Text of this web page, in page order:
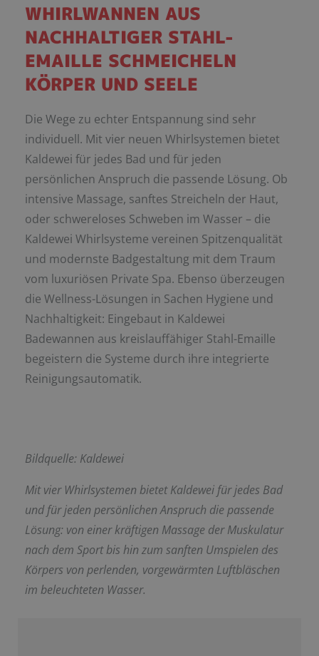
WHIRLWANNEN AUS
NACHHALTIGER STAHL-
EMAILLE SCHMEICHELN
KÖRPER UND SEELE
Die Wege zu echter Entspannung sind sehr
individuell. Mit vier neuen Whirlsystemen bietet
Kaldewei für jedes Bad und für jeden
persönlichen Anspruch die passende Lösung. Ob
intensive Massage, sanftes Streicheln der Haut,
oder schwereloses Schweben im Wasser – die
Kaldewei Whirlsysteme vereinen Spitzenqualität
und modernste Badgestaltung mit dem Traum
vom luxuriösen Private Spa. Ebenso überzeugen
die Wellness-Lösungen in Sachen Hygiene und
Nachhaltigkeit: Eingebaut in Kaldewei
Badewannen aus kreislauffähiger Stahl-Emaille
begeistern die Systeme durch ihre integrierte
Reinigungsautomatik.
Bildquelle: Kaldewei
Mit vier Whirlsystemen bietet Kaldewei für jedes Bad
und für jeden persönlichen Anspruch die passende
Lösung: von einer kräftigen Massage der Muskulatur
nach dem Sport bis hin zum sanften Umspielen des
Körpers von perlenden, vorgewärmten Luftbläschen
im beleuchteten Wasser.